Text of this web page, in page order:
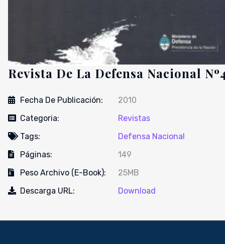
Revista De La Defensa Nacional
Fecha De Publicación:
2010
Categoria:
Revistas
Tags:
Defensa Nacional
Páginas:
149
Peso Archivo (E-Book):
25MB
Descarga URL:
Download